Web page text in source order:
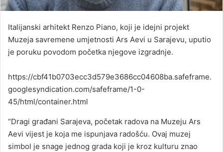
Italijanski arhitekt Renzo Piano, koji je idejni projekt
Muzeja savremene umjetnosti Ars Aevi u Sarajevu, uputio
je poruku povodom početka njegove izgradnje.
https://cbf41b0703ecc3d579e3686cc04608ba.safeframe.
googlesyndication.com/safeframe/1-0-
45/html/container.html
“Dragi građani Sarajeva, početak radova na Muzeju Ars
Aevi vijest je koja me ispunjava radošću. Ovaj muzej
simbol je snage jednog grada koji je kroz kulturu znao